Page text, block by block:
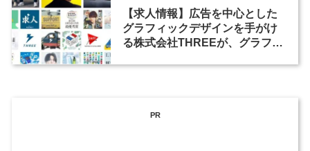
【求人情報】広告を中心とした
グラフィックデザインを手がけ
る株式会社THREEが、グラフィ
PR